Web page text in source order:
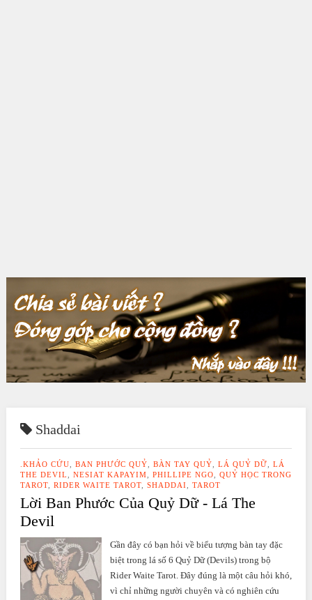
Shaddai
.KHẢO CỨU, BAN PHƯỚC QUỶ, BÀN TAY QUỶ, LÁ QUỶ DỮ, LÁ
THE DEVIL, NESIAT KAPAYIM, PHILLIPE NGO, QUỶ HỌC TRONG
TAROT, RIDER WAITE TAROT, SHADDAI, TAROT
Lời Ban Phước Của Quỷ Dữ - Lá The
Devil
Gần đây có bạn hỏi về biểu tượng bàn tay đặc
biệt trong lá số 6 Quỷ Dữ (Devils) trong bộ
Rider Waite Tarot. Đây đúng là một câu hỏi khó,
vì chỉ những người chuyên và có nghiên cứu